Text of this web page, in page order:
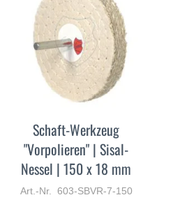
Schaft-Werkzeug
"Vorpolieren" | Sisal-
Nessel | 150 x 18 mm
Art.-Nr. 603-SBVR-7-150